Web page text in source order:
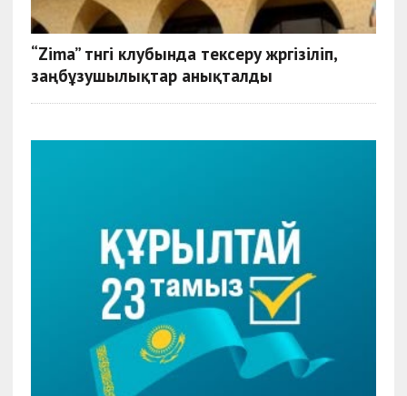
“Zima” түнгі клубында тексеру жүргізіліп,
заңбұзушылықтар анықталды